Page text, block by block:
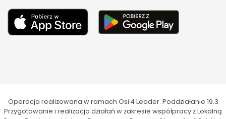
Operacja realizowana w ramach Osi 4 Leader. Poddziałanie 19.3
Przygotowanie i realizacja działań w zakresie współpracy z Lokalną